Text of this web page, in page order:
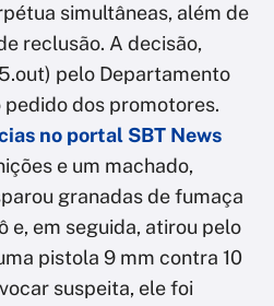
simultâneas, além de
reclusão. A decisão,
pelo Departamento
pedido dos promotores.
no portal SBT News
e um machado,
granadas de fumaça
e, em seguida, atirou pelo
pistola 9 mm contra 10
suspeita, ele foi